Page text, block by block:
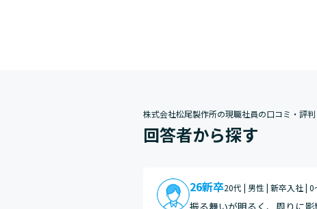
株式会社松尾製作所の現職社員の口コミ・評判
回答者から探す
26新卒20代 | 男性 | 新卒入社 | 0